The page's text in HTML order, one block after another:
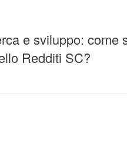
e sviluppo: come
Redditi SC?